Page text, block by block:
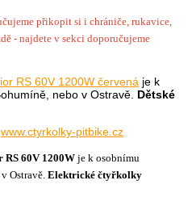
přikopit si i chrániče, rukavice,
- najdete v sekci doporučujeme
RS 60V 1200W červená je k
nebo v Ostravě. Dětské
www.ctyrkolky-pitbike.cz
60V 1200W je k osobnímu
Ostravě.Elektrické čtyřkolky